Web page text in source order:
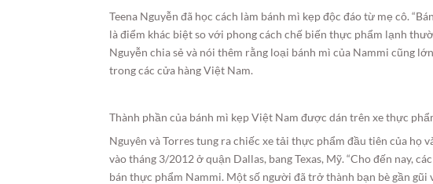
Teena Nguyễn đã học cách làm bánh mì kẹp độc đáo từ mẹ cô.
là điểm khác biệt so với phong cách chế biến thực phẩm lạnh
Nguyễn chia sẻ và nói thêm rằng loại bánh mì của Nammi cũng
trong các cửa hàng Việt Nam.
Thành phần của bánh mì kẹp Việt Nam được dán trên xe thực
Nguyên và Torres tung ra chiếc xe tải thực phẩm đầu tiên của họ
vào tháng 3/2012 ở quận Dallas, bang Texas, Mỹ. “Cho đến nay,
bán thực phẩm Nammi. Một số người đã trở thành bạn bè gần gũi